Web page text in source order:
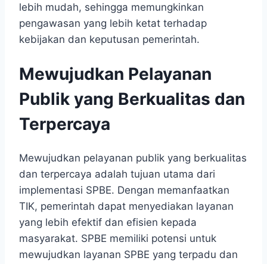
lebih mudah, sehingga memungkinkan
pengawasan yang lebih ketat terhadap
kebijakan dan keputusan pemerintah.
Mewujudkan Pelayanan
Publik yang Berkualitas dan
Terpercaya
Mewujudkan pelayanan publik yang berkualitas
dan terpercaya adalah tujuan utama dari
implementasi SPBE. Dengan memanfaatkan
TIK, pemerintah dapat menyediakan layanan
yang lebih efektif dan efisien kepada
masyarakat. SPBE memiliki potensi untuk
mewujudkan layanan SPBE yang terpadu dan